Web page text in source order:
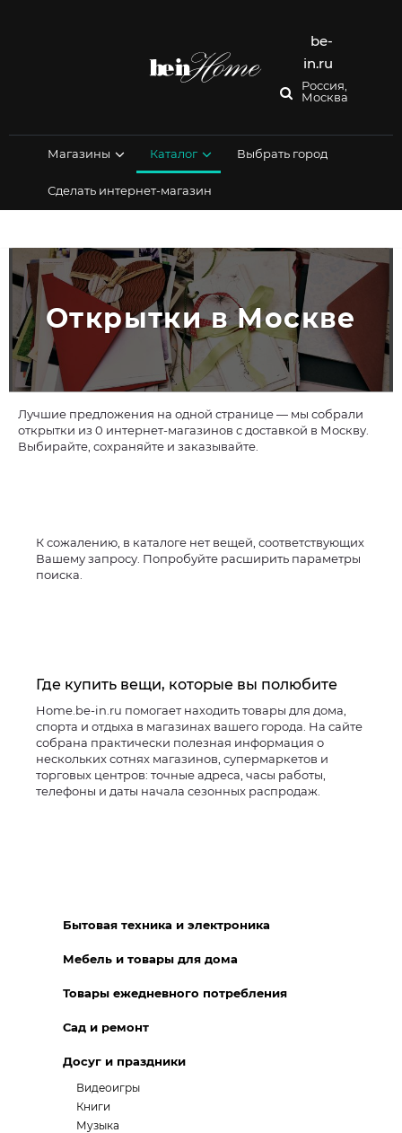
be-
in.ru
Россия,
Москва
Магазины Каталог Выбрать город
Сделать интернет-магазин
Открытки в Москве
Лучшие предложения на одной странице — мы собрали
открытки из 0 интернет-магазинов с доставкой в Москву.
Выбирайте, сохраняйте и заказывайте.
К сожалению, в каталоге нет вещей, соответствующих
Вашему запросу. Попробуйте расширить параметры
поиска.
Где купить вещи, которые вы полюбите
Home.be-in.ru помогает находить товары для дома,
спорта и отдыха в магазинах вашего города. На сайте
собрана практически полезная информация о
нескольких сотнях магазинов, супермаркетов и
торговых центров: точные адреса, часы работы,
телефоны и даты начала сезонных распродаж.
Бытовая техника и электроника
Мебель и товары для дома
Товары ежедневного потребления
Сад и ремонт
Досуг и праздники
Видеоигры
Книги
Музыка